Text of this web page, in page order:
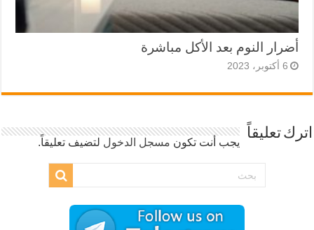
أضرار النوم بعد الأكل مباشرة
6 أكتوبر، 2023
اترك تعليقاً
يجب أنت تكون مسجل الدخول لتضيف تعليقاً.